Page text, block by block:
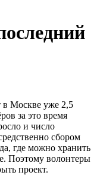
в Москве уже 2,5
за это время
и число
сбором
где можно хранить
Поэтому волонтеры
проект.